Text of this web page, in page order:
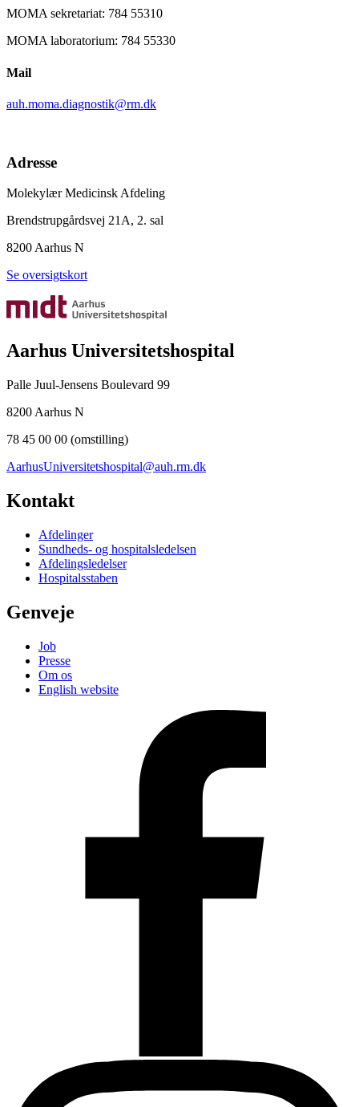
MOMA sekretariat: 784 55310
MOMA laboratorium: 784 55330
Mail
auh.moma.diagnostik@rm.dk
Adresse
Molekylær Medicinsk Afdeling
Brendstrupgårdsvej 21A, 2. sal
8200 Aarhus N
Se oversigtskort
Aarhus Universitetshospital
Palle Juul-Jensens Boulevard 99
8200 Aarhus N
78 45 00 00 (omstilling)
AarhusUniversitetshospital@auh.rm.dk
Kontakt
Afdelinger
Sundheds- og hospitalsledelsen
Afdelingsledelser
Hospitalsstaben
Genveje
Job
Presse
Om os
English website